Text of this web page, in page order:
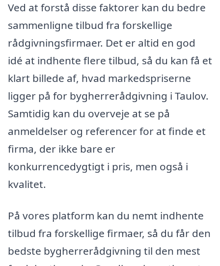
Ved at forstå disse faktorer kan du bedre
sammenligne tilbud fra forskellige
rådgivningsfirmaer. Det er altid en god
idé at indhente flere tilbud, så du kan få et
klart billede af, hvad markedspriserne
ligger på for bygherrerådgivning i Taulov.
Samtidig kan du overveje at se på
anmeldelser og referencer for at finde et
firma, der ikke bare er
konkurrencedygtigt i pris, men også i
kvalitet.
På vores platform kan du nemt indhente
tilbud fra forskellige firmaer, så du får den
bedste bygherrerådgivning til den mest